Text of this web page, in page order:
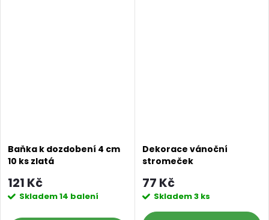
Baňka k dozdobení 4 cm
10 ks zlatá
121 Kč
Skladem14 balení
Dekorace vánoční
stromeček
77 Kč
Skladem3 ks